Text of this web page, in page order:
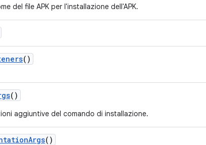
del file APK per l'installazione dell'APK.
()
()
aggiuntive del comando di installazione.
Args()